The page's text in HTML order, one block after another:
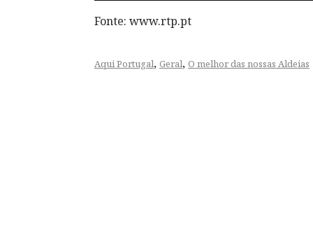
Fonte: www.rtp.pt
Aqui Portugal, Geral, O melhor das nossas Aldeias